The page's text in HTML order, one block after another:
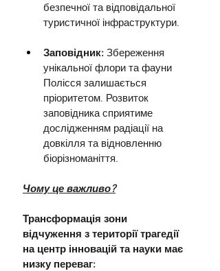
безпечної та відповідальної
туристичної інфраструктури.
Заповідник: Збереження
унікальної флори та фауни
Полісся залишається
пріоритетом. Розвиток
заповідника сприятиме
дослідженням радіації на
довкілля та відновленню
біорізноманіття.
Чому це важливо?
Трансформація зони
відчуження з території трагедії
на центр інновацій та науки має
низку переваг: